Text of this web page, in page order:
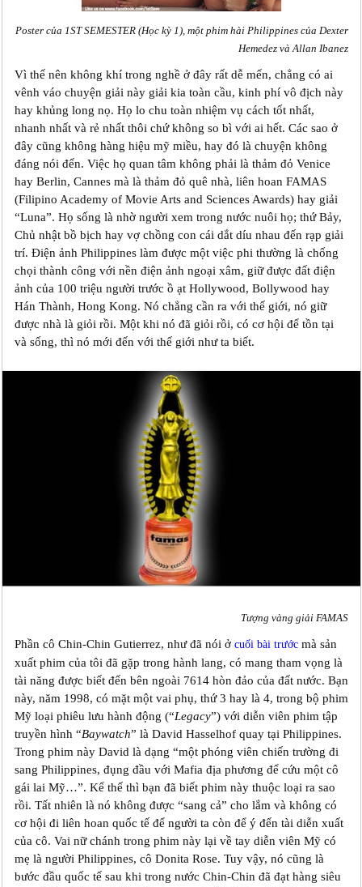
Poster của 1ST SEMESTER (Học kỳ 1), một phim hài Philippines của Dexter
Hemedez và Allan Ibanez
Vì thế nên không khí trong nghề ở đây rất dễ mến, chẳng có ai
vênh váo chuyện giải này giải kia toàn cầu, kinh phí vô địch này
hay khủng long nọ. Họ lo chu toàn nhiệm vụ cách tốt nhất,
nhanh nhất và rẻ nhất thôi chứ không so bì với ai hết. Các sao ở
đây cũng không hàng hiệu mỹ miều, hay đó là chuyện không
đáng nói đến. Việc họ quan tâm không phải là thảm đỏ Venice
hay Berlin, Cannes mà là thảm đỏ quê nhà, liên hoan FAMAS
(Filipino Academy of Movie Arts and Sciences Awards) hay giải
“Luna”. Họ sống là nhờ người xem trong nước nuôi họ; thứ Bảy,
Chủ nhật bồ bịch hay vợ chồng con cái dắt díu nhau đến rạp giải
trí. Điện ảnh Philippines làm được một việc phi thường là chống
chọi thành công với nền điện ảnh ngoại xâm, giữ được đất điện
ảnh của 100 triệu người trước ồ ạt Hollywood, Bollywood hay
Hán Thành, Hong Kong. Nó chẳng cần ra với thế giới, nó giữ
được nhà là giỏi rồi. Một khi nó đã giỏi rồi, có cơ hội để tồn tại
và sống, thì nó mới đến với thế giới như ta biết.
Tượng vàng giải FAMAS
Phần cô Chin-Chin Gutierrez, như đã nói ở cuối bài trướcmà sản
xuất phim của tôi đã gặp trong hành lang, có mang tham vọng là
tài năng được biết đến bên ngoài 7614 hòn đảo của đất nước. Bạn
này, năm 1998, có mặt một vai phụ, thứ 3 hay là 4, trong bộ phim
Mỹ loại phiêu lưu hành động (“Legacy”) với diễn viên phim tập
truyền hình “Baywatch” là David Hasselhof quay tại Philippines.
Trong phim này David là dạng “một phóng viên chiến trường đi
sang Philippines, đụng đầu với Mafia địa phương để cứu một cô
gái lai Mỹ…”. Kể thế thì bạn đã biết phim này thuộc loại ra sao
rồi. Tất nhiên là nó không được “sang cả” cho lắm và không có
cơ hội đi liên hoan quốc tế để người ta còn để ý đến tài diễn xuất
của cô. Vai nữ chánh trong phim này lại về tay diễn viên Mỹ có
mẹ là người Philippines, cô Donita Rose. Tuy vậy, nó cũng là
bước đầu quốc tế sau khi trong nước Chin-Chin đã đạt hàng siêu